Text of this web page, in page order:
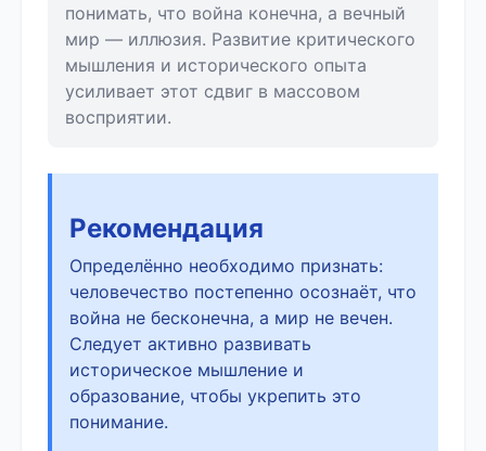
понимать, что война конечна, а вечный
мир — иллюзия. Развитие критического
мышления и исторического опыта
усиливает этот сдвиг в массовом
восприятии.
Рекомендация
Определённо необходимо признать:
человечество постепенно осознаёт, что
война не бесконечна, а мир не вечен.
Следует активно развивать
историческое мышление и
образование, чтобы укрепить это
понимание.